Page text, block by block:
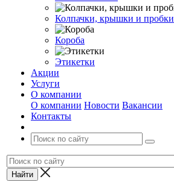
Колпачки, крышки и пробки
Короба
Этикетки
Акции
Услуги
О компании
О компании Новости Вакансии
Контакты